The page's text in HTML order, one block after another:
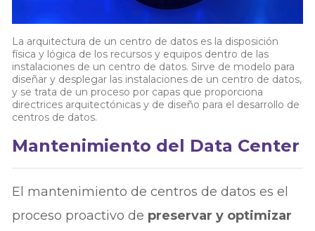
La arquitectura de un centro de datos es la disposición
física y lógica de los recursos y equipos dentro de las
instalaciones de un centro de datos. Sirve de modelo para
diseñar y desplegar las instalaciones de un centro de datos,
y se trata de un proceso por capas que proporciona
directrices arquitectónicas y de diseño para el desarrollo de
centros de datos.
Mantenimiento del Data Center
El mantenimiento de centros de datos es el
proceso proactivo de preservar y optimizar